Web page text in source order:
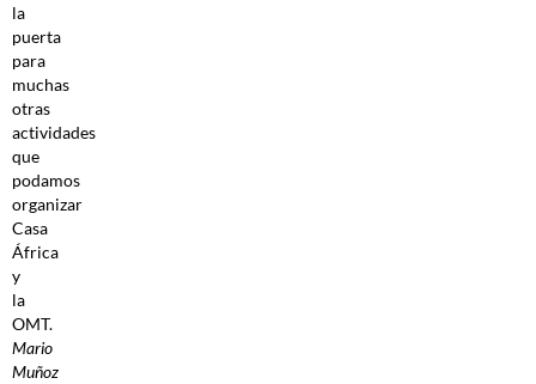
la
puerta
para
muchas
otras
actividades
que
podamos
organizar
Casa
África
y
la
OMT.
Mario
Muñoz